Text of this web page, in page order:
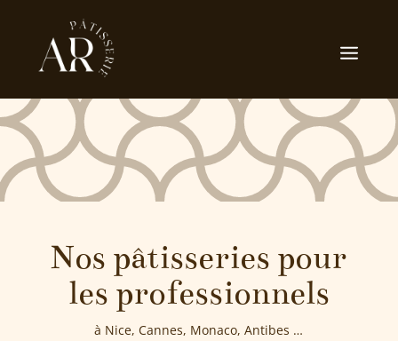
Nos pâtisseries pour
les professionnels
à Nice, Cannes, Monaco, Antibes …